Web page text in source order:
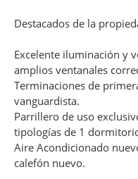
Destacados de la
Excelente iluminación y
amplios ventanales
Terminaciones de
vanguardista.
Parrillero de uso
tipologías de 1
Aire Acondicionado
calefón nuevo.